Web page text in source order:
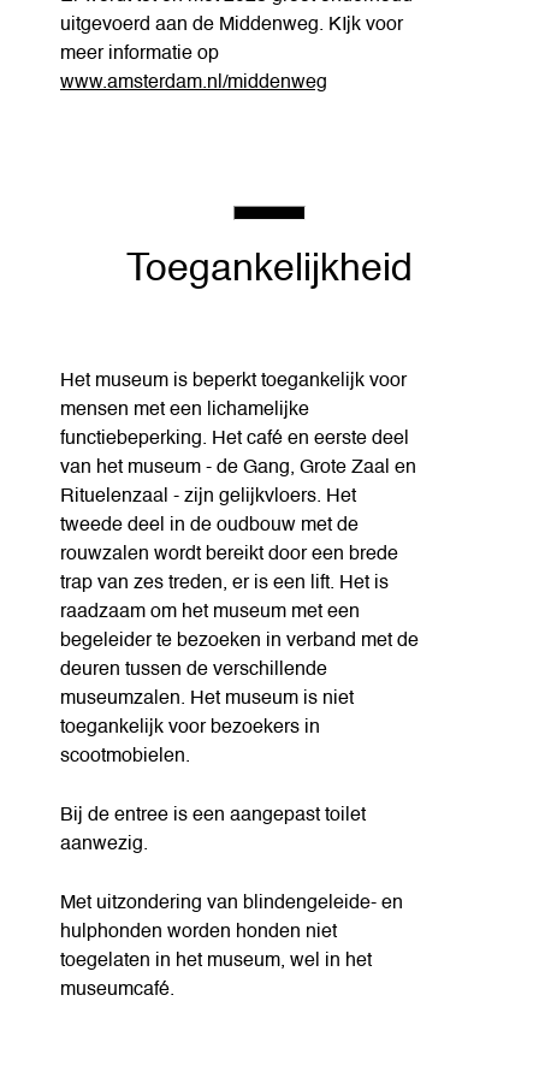
uitgevoerd aan de Middenweg. KIjk voor
meer informatie op
www.amsterdam.nl/middenweg
Toegankelijkheid
Het museum is beperkt toegankelijk voor
mensen met een lichamelijke
functiebeperking. Het café en eerste deel
van het museum - de Gang, Grote Zaal en
Rituelenzaal - zijn gelijkvloers. Het
tweede deel in de oudbouw met de
rouwzalen wordt bereikt door een brede
trap van zes treden, er is een lift. Het is
raadzaam om het museum met een
begeleider te bezoeken in verband met de
deuren tussen de verschillende
museumzalen. Het museum is niet
toegankelijk voor bezoekers in
scootmobielen.
Bij de entree is een aangepast toilet
aanwezig.
Met uitzondering van blindengeleide- en
hulphonden worden honden niet
toegelaten in het museum, wel in het
museumcafé.